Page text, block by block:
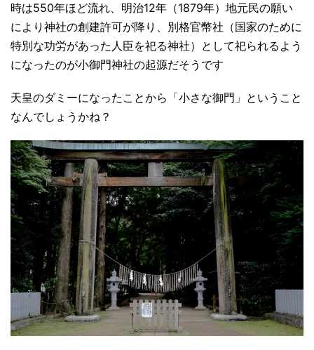
時は550年ほど流れ、明治12年（1879年）地元民の願い
により神社の創建許可が降り、別格官幣社（国家のために
特別な功労があった人臣を祀る神社）として祀られるよう
になったのが小御門神社の起源だそうです
天皇のダミーになったことから「小さな御門」ということ
なんでしょうかね？